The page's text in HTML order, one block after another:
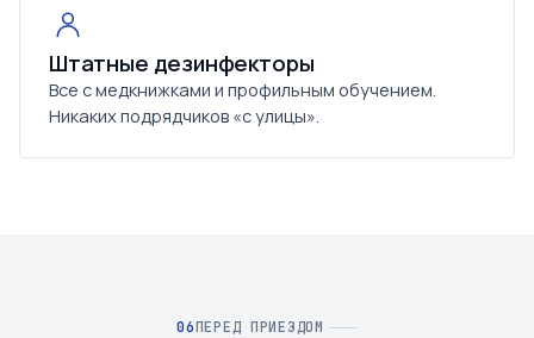
Штатные дезинфекторы
Все с медкнижками и профильным обучением.
Никаких подрядчиков «с улицы».
ПЕРЕД ПРИЕЗДОМ